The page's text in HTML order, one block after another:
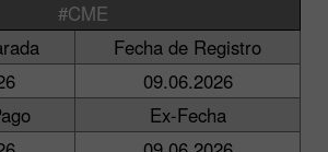
#CME
Fecha de Registro
09.06.2026
Ex-Fecha